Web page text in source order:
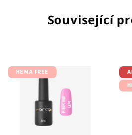
Související
HEMA FREE